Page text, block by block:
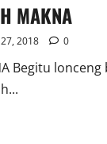
MAKNA
2018 0
Begitu